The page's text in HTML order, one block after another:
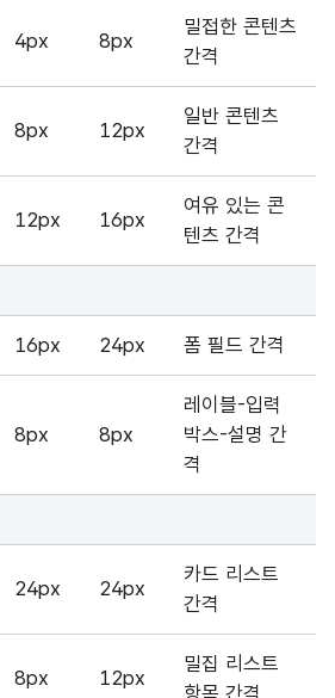
4px 8px
밀접한 콘텐츠
간격
8px 12px
일반 콘텐츠
간격
12px 16px
여유 있는 콘
텐츠 간격
16px 24px 폼 필드 간격
8px 8px
레이블-입력
박스-설명 간
격
24px 24px
카드 리스트
간격
8px 12px
밀집 리스트
항목 간격